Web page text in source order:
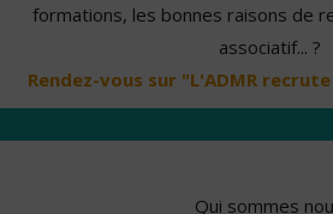
formations, les bonnes raisons de
associatif... ?
Rendez-vous sur "L'ADMR
Qui sommes